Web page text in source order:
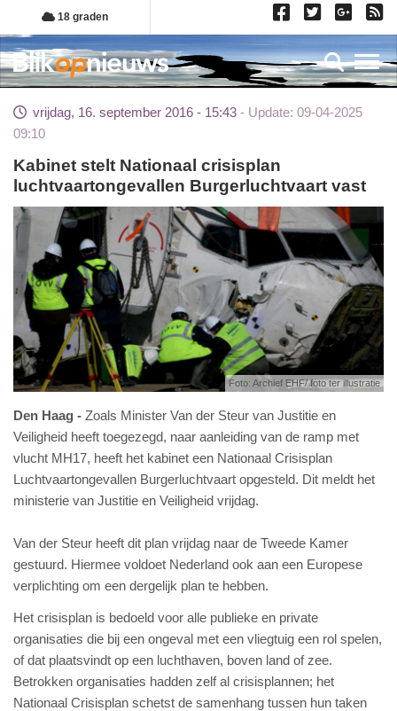
Overslaan
en
naar
de
gaan
18 graden
vrijdag, 16. september 2016 - 15:43
Update: 09-04-2025
09:10
Kabinet stelt Nationaal crisisplan
luchtvaartongevallen Burgerluchtvaart vast
Foto: Archief EHF/ foto ter illustratie
Den Haag
Zoals Minister Van der Steur van Justitie en
Veiligheid heeft toegezegd, naar aanleiding van de ramp met
vlucht MH17, heeft het kabinet een Nationaal Crisisplan
Luchtvaartongevallen Burgerluchtvaart opgesteld. Dit meldt het
ministerie van Justitie en Veiligheid vrijdag.
Van der Steur heeft dit plan vrijdag naar de Tweede Kamer
gestuurd. Hiermee voldoet Nederland ook aan een Europese
verplichting om een dergelijk plan te hebben.
Het crisisplan is bedoeld voor alle publieke en private
organisaties die bij een ongeval met een vliegtuig een rol spelen,
of dat plaatsvindt op een luchthaven, boven land of zee.
Betrokken organisaties hadden zelf al crisisplannen; het
Nationaal Crisisplan schetst de samenhang tussen hun taken